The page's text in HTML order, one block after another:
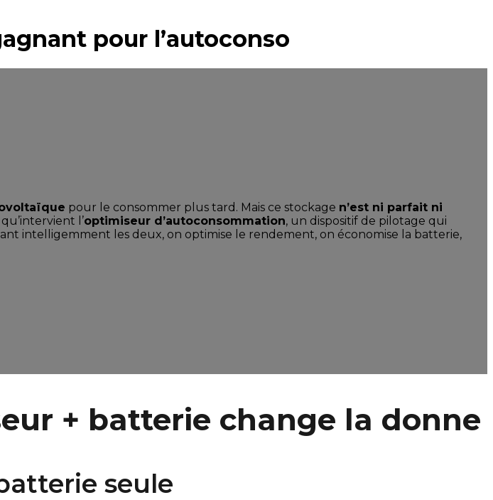
pour l’autoconso
pour le consommer plus tard. Mais ce stockage n’est ni parfait ni
l’optimiseur d’autoconsommation, un dispositif de pilotage qui
intelligemment les deux, on optimise le rendement, on économise la batterie,
+ batterie change la donne
seule